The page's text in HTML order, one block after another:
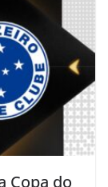
Copa do